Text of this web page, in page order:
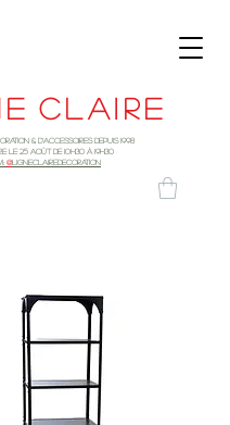
claire
& d'accessoires depuis 1998
AOûT DE 10h30 à 19H30
@LIGNECLAIREDECORATION